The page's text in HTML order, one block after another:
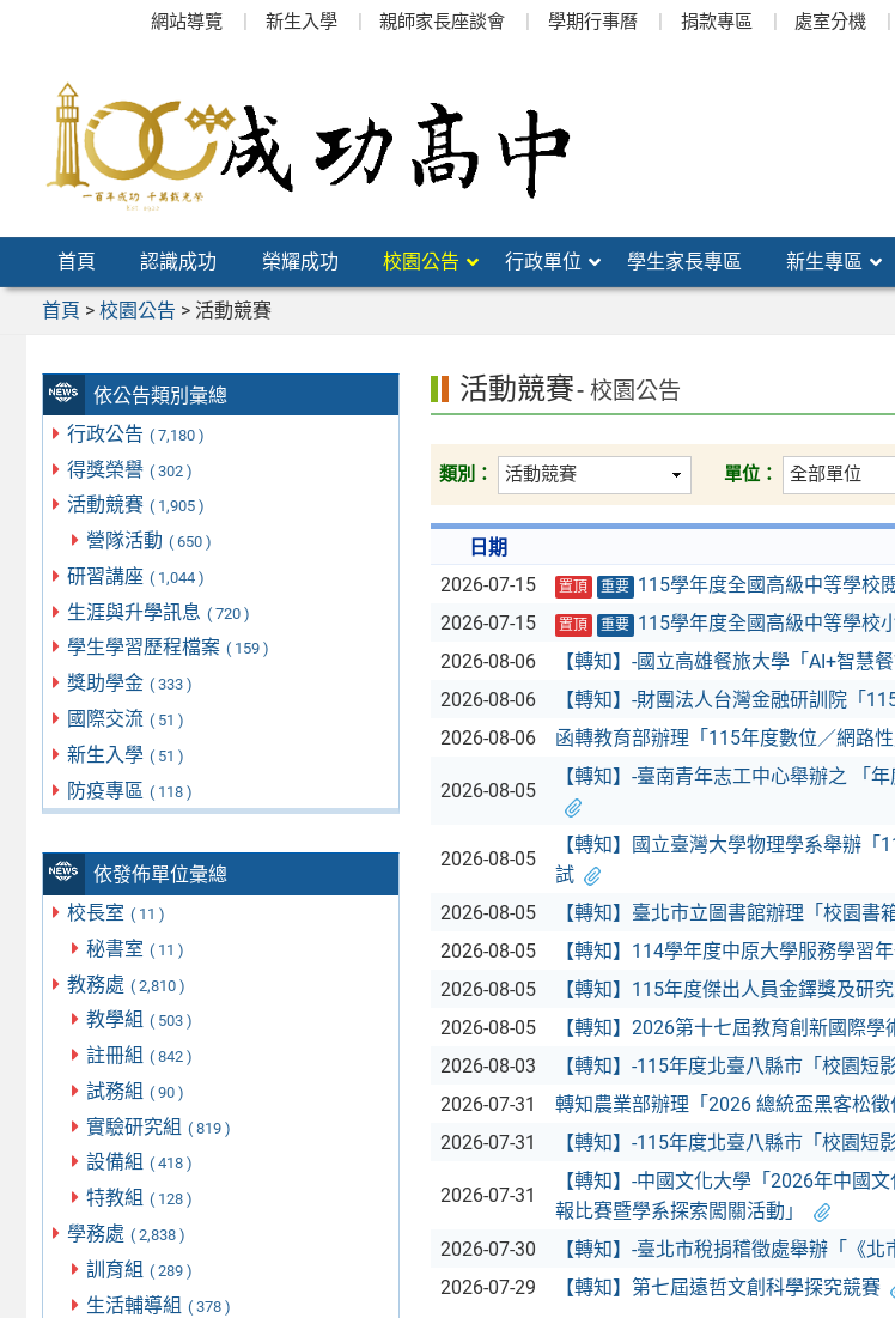
網站導覽 新生入學 親師家長座談會 學期行事曆 捐款專區 處室分機
首頁 認識成功 榮耀成功 校園公告 行政單位 學生家長專區 新生專區
首頁 > 校園公告 > 活動競賽
依公告類別彙總
行政公告 ( 7,180 )
得獎榮譽 ( 302 )
活動競賽 ( 1,905 )
營隊活動 ( 650 )
研習講座 ( 1,044 )
生涯與升學訊息 ( 720 )
學生學習歷程檔案 ( 159 )
獎助學金 ( 333 )
國際交流 ( 51 )
新生入學 ( 51 )
防疫專區 ( 118 )
依發佈單位彙總
校長室 ( 11 )
秘書室 ( 11 )
教務處 ( 2,810 )
教學組 ( 503 )
註冊組 ( 842 )
試務組 ( 90 )
實驗研究組 ( 819 )
設備組 ( 418 )
特教組 ( 128 )
學務處 ( 2,838 )
訓育組 ( 289 )
生活輔導組 ( 378 )
活動競賽- 校園公告
類別： 單位：
日期
2026-07-15
置頂 重要 115學年度全國高級中等學校
2026-07-15 置頂 重要 115學年度全國高級中等學校
2026-08-06 【轉知】-國立高雄餐旅大學「AI+智慧餐
2026-08-06 【轉知】-財團法人台灣金融研訓院「
2026-08-06 函轉教育部辦理「115年度數位／網路
2026-08-05
【轉知】-臺南青年志工中心舉辦之 「
2026-08-05
【轉知】國立臺灣大學物理學系舉辦
試
2026-08-05 【轉知】臺北市立圖書館辦理「校園書
2026-08-05 【轉知】114學年度中原大學服務學習
2026-08-05 【轉知】115年度傑出人員金鐸獎及研
2026-08-05 【轉知】2026第十七屆教育創新國際
2026-08-03 【轉知】-115年度北臺八縣市「校園短
2026-07-31 轉知農業部辦理「2026 總統盃黑客松徵
2026-07-31 【轉知】-115年度北臺八縣市「校園短
2026-07-31
【轉知】-中國文化大學「2026年中國
報比賽暨學系探索闖關活動」
2026-07-30 【轉知】-臺北市稅捐稽徵處舉辦「《
2026-07-29 【轉知】第七屆遠哲文創科學探究競賽